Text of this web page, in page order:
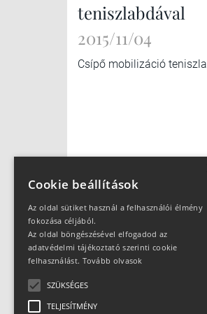
teniszlabdával
2015/11/04
Csípő mobilizáció
Cookie beállítások
Az oldal sütiket használ a felhasználói élmény
fokozása céljából.
Az oldal böngészésével elfogadod az
adatvédelmi tájékoztató szerinti cookie
felhasználást. Tovább olvasok
SZÜKSÉGES
TELJESÍTMÉNY